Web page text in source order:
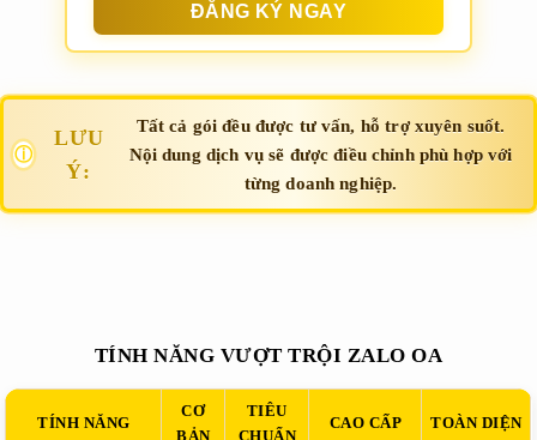
ĐĂNG KÝ NGAY
ⓘ
LƯU
Ý:
Tất cả gói đều được tư vấn, hỗ trợ xuyên suốt.
Nội dung dịch vụ sẽ được điều chỉnh phù hợp với
từng doanh nghiệp.
TÍNH NĂNG VƯỢT TRỘI ZALO OA
TÍNH NĂNG
CƠ
TIÊU
CAO CẤP TOÀN DIỆN